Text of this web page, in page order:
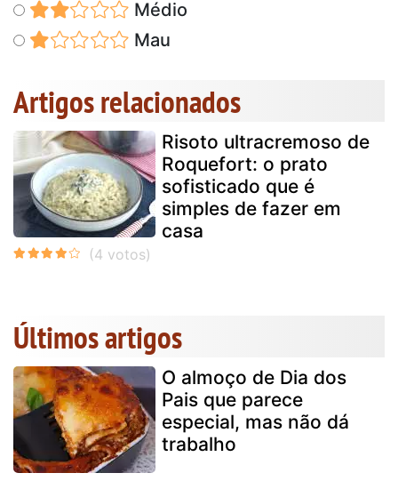
Médio
Mau
Artigos relacionados
Risoto ultracremoso de
Roquefort: o prato
sofisticado que é
simples de fazer em
casa
Últimos artigos
O almoço de Dia dos
Pais que parece
especial, mas não dá
trabalho